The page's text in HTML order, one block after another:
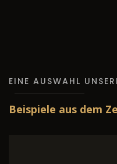
EINE AUSWAHL
Beispiele aus dem